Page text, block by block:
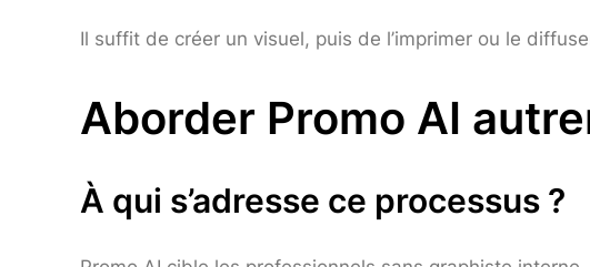
Il suffit de créer un visuel, puis de l’imprimer ou le
Aborder Promo AI
À qui s’adresse ce processus ?